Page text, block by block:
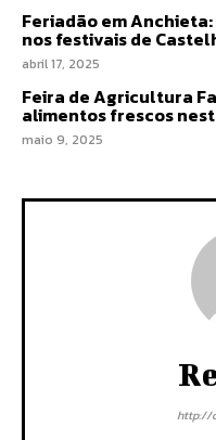
Feriadão em
nos festivais de
abril 17, 2025
Feira de Agricultura
alimentos frescos
maio 9, 2025
http://